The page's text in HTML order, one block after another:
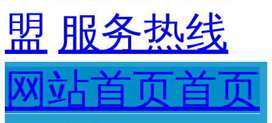
盟 服务热线
网站首页首页